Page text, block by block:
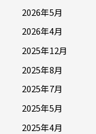
2026年5月
2026年4月
2025年12月
2025年8月
2025年7月
2025年5月
2025年4月